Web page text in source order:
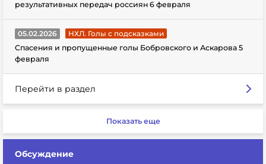
результативных передач россиян 6 февраля
05.02.2026
НХЛ. Голы с подсказками
Спасения и пропущенные голы Бобровского и Аскарова 5
февраля
Перейти в раздел
Показать еще
Обсуждение